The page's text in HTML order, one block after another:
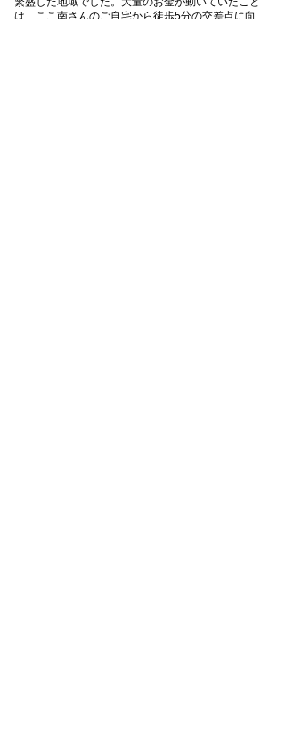
は、ここ南さんのご自宅から徒歩5分の交差点に向